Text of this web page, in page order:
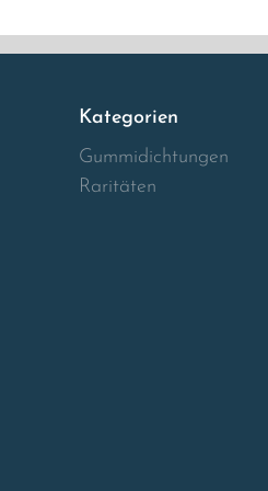
Kategorien
Gummidichtungen
Raritäten